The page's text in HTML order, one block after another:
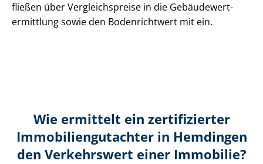
fließen über Ver­gleichs­prei­se in die Ge­bäu­de­wert­
ermitt­lung sowie den Bodenrichtwert mit ein.
Wie ermittelt ein zertifizierter
Immobilien­gutachter in Hemdingen
den Verkehrswert einer Immobilie?